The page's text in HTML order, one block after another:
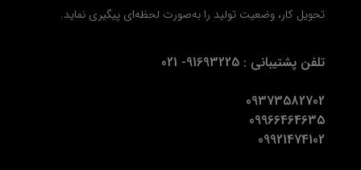
تحویل کار، وضعیت تولید را به‌صورت لحظه‌ای پیگیری نماید.
تلفن پشتیبانی : 91693225- 021
09373582702
09966464635
09921474102